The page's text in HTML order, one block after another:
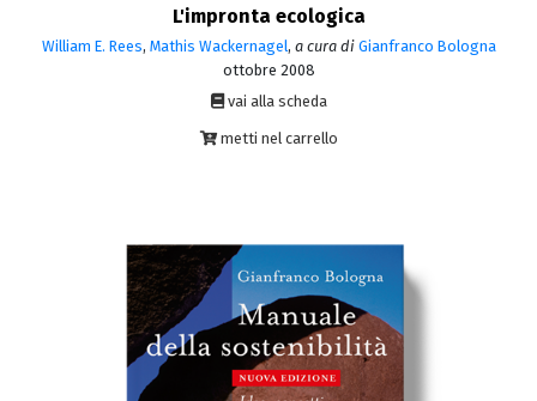
L'impronta ecologica
William E. Rees, Mathis Wackernagel, a cura di Gianfranco Bologna
ottobre 2008
vai alla scheda
metti nel carrello